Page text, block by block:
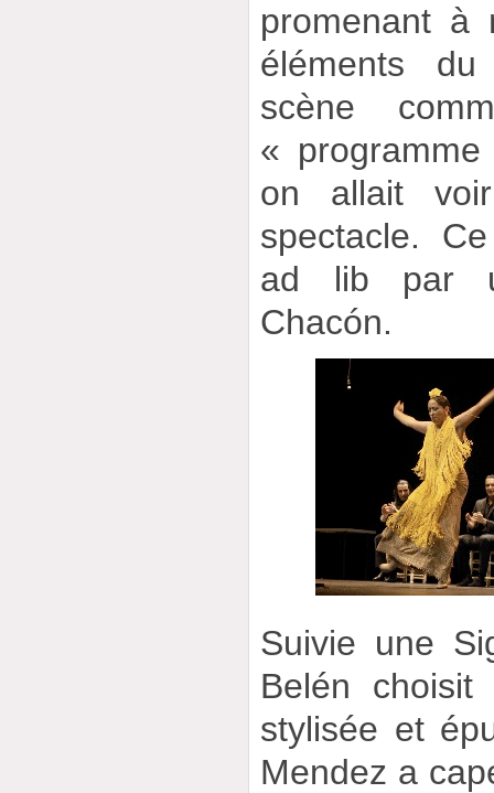
promenant à
éléments
scène
«
on allait
spectacle.
ad lib par
Chacón.
Suivie une
Belén choisit
stylisée et
Mendez a